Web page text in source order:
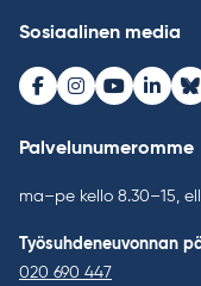
Sosiaalinen media
Facebook
Instagram
Youtube
Palvelunumeromme
ma–pe kello 8.30–15,
Työsuhdeneuvonnan
020 690 447